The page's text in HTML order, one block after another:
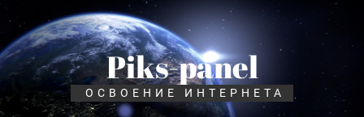
Перейти
содержимому
Piks-panel
ОСВОЕНИЕ ИНТЕРНЕТА